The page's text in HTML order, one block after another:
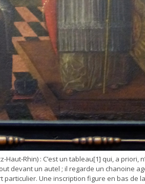
Rhin) : C’est un tableau[1] qui, a priori,
devant un autel ; il regarde un chanoine
particulier. Une inscription figure en bas de